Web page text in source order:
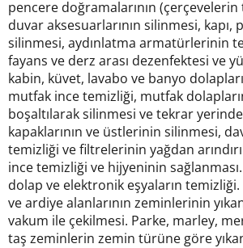
pencere doğramalarının
duvar aksesuarlarının silinmesi, kapı,
silinmesi, aydınlatma armatürlerinin
fayans ve derz arası dezenfektesi ve
kabin, küvet, lavabo ve banyo
mutfak ince temizliği, mutfak
boşaltılarak silinmesi ve tekrar
kapaklarının ve üstlerinin silinmesi,
temizliği ve filtrelerinin yağdan
ince temizliği ve hijyeninin
dolap ve elektronik eşyaların
ve ardiye alanlarının zeminlerinin
vakum ile çekilmesi. Parke, marley,
taş zeminlerin zemin türüne göre